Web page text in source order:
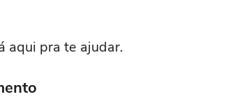
aqui pra te ajudar.